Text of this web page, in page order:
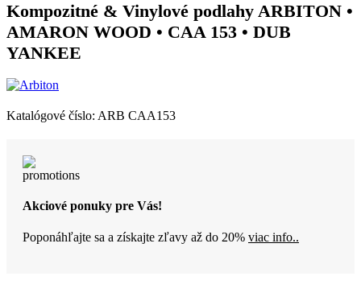
Kompozitné & Vinylové podlahy ARBITON •
AMARON WOOD • CAA 153 • DUB
YANKEE
Katalógové číslo: ARB CAA153
Akciové ponuky pre Vás!
Poponáhľajte sa a získajte zľavy až do 20% viac info..